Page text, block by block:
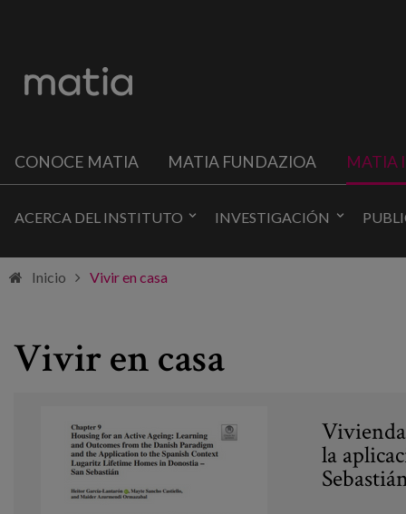
CONOCE MATIA MATIA FUNDAZIOA MATIA
ACERCA DEL INSTITUTO INVESTIGACIÓN
Inicio Vivir en casa
Vivir en casa
la